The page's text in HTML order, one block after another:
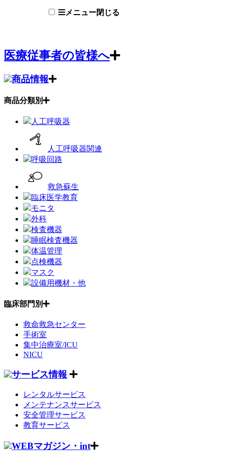
メニュー閉じる
医療従事者の皆様へ
商品情報
商品分類別
人工呼吸器
人工呼吸器関連
呼吸回路
救急蘇生
臨床医学教育
モニタ
外科
検査機器
睡眠検査機器
体温管理
点検機器
マスク
設備用機材・他
臨床部門別
救命救急センター
手術室
集中治療室/ICU
NICU
サービス情報
レンタルサービス
メンテナンスサービス
安全管理サービス
教育サービス
WEBマガジン・int